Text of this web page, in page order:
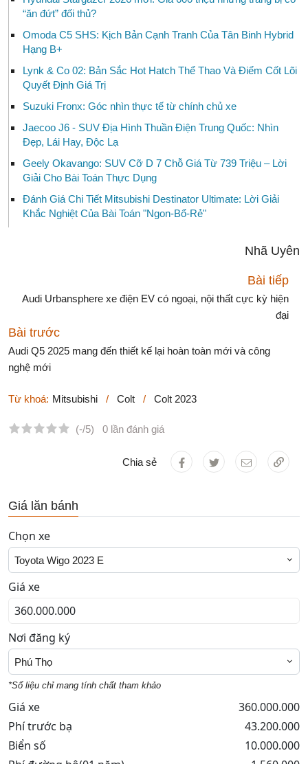
“ăn đứt” đối thủ?
Omoda C5 SHS: Kịch Bản Cạnh Tranh Của Tân Binh Hybrid
Hạng B+
Lynk & Co 02: Bản Sắc Hot Hatch Thể Thao Và Điểm Cốt Lõi
Quyết Định Giá Trị
Suzuki Fronx: Góc nhìn thực tế từ chính chủ xe
Jaecoo J6 - SUV Địa Hình Thuần Điện Trung Quốc: Nhìn
Đẹp, Lái Hay, Độc Lạ
Geely Okavango: SUV Cỡ D 7 Chỗ Giá Từ 739 Triệu – Lời
Giải Cho Bài Toán Thực Dụng
Đánh Giá Chi Tiết Mitsubishi Destinator Ultimate: Lời Giải
Khắc Nghiệt Của Bài Toán "Ngon-Bổ-Rẻ"
Nhã Uyên
Bài tiếp
Audi Urbansphere xe điện EV có ngoại, nội thất cực kỳ hiện
đại
Bài trước
Audi Q5 2025 mang đến thiết kế lại hoàn toàn mới và công
nghệ mới
Từ khoá: Mitsubishi / Colt / Colt 2023
(-/5) 0 lần đánh giá
Chia sẻ
Giá lăn bánh
Chọn xe
Toyota Wigo 2023 E
Giá xe
Nơi đăng ký
Phú Thọ
*Số liệu chỉ mang tính chất tham khảo
Giá xe
360.000.000
Phí trước bạ
43.200.000
Biển số
10.000.000